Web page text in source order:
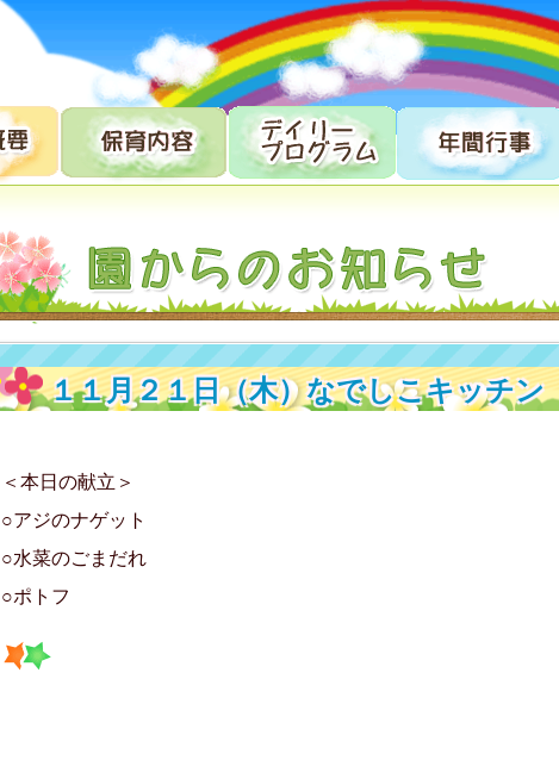
１１月２１日（木）なでしこキッチン
＜本日の献立＞
○アジのナゲット
○水菜のごまだれ
○ポトフ